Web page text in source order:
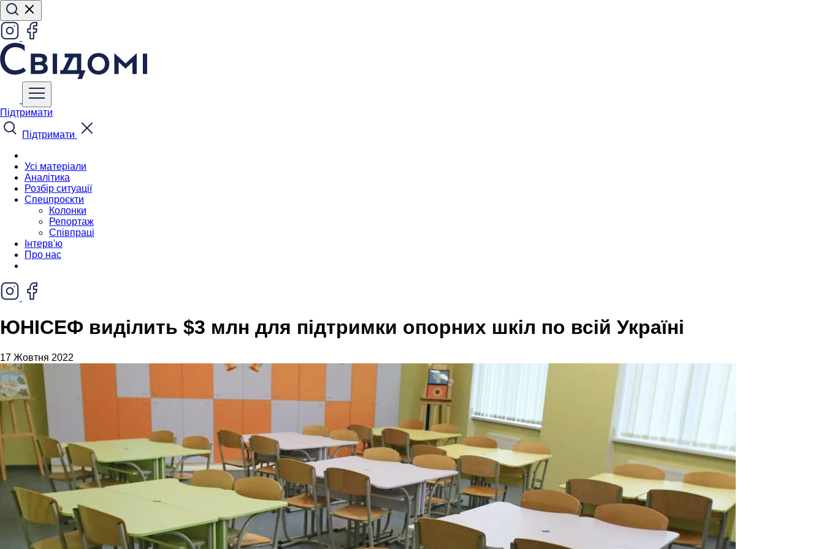
Підтримати
Підтримати
Усі матеріали
Аналітика
Розбір ситуації
Спецпроєкти
Колонки
Репортаж
Співпраці
Інтерв'ю
Про нас
ЮНІСЕФ виділить $3 млн для підтримки опорних шкіл по всій Україні
17 Жовтня 2022